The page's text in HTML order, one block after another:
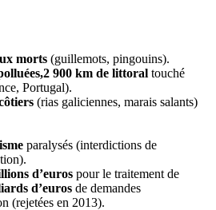
morts (guillemots, pingouins).
2 900 km de littoral touché
Portugal).
(rias galiciennes, marais salants)
paralysés (interdictions de
d’euros pour le traitement de
d’euros de demandes
(rejetées en 2013).